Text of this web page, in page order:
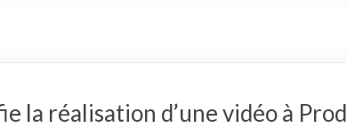
la réalisation d’une vidéo à Prod